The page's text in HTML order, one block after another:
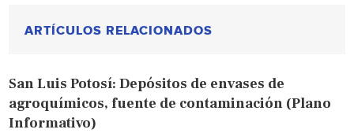
ARTÍCULOS RELACIONADOS
San Luis Potosí: Depósitos de envases de
agroquímicos, fuente de contaminación (Plano
Informativo)